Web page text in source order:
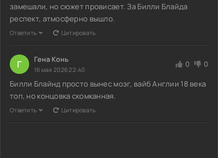
замешали, но сюжет провисает. За Билли Блайда
респект, атмосферно вышло.
Ответить Цитировать
Г Гена Конь
16 мая 2026 22:40
0 0
Билли Блайнд просто вынес мозг, вайб Англии 18 века
топ, но концовка скомканная.
Ответить Цитировать